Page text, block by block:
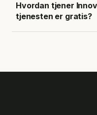
Hvordan tjener
tjenesten er gratis?